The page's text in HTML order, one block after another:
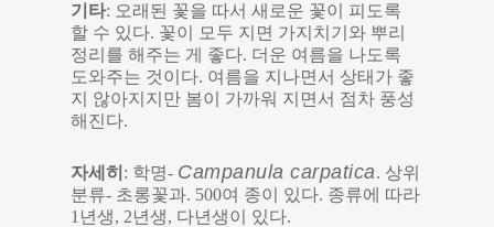
기타: 오래된 꽃을 따서 새로운 꽃이 피도록
할 수 있다. 꽃이 모두 지면 가지치기와 뿌리
정리를 해주는 게 좋다. 더운 여름을 나도록
도와주는 것이다. 여름을 지나면서 상태가 좋
지 않아지지만 봄이 가까워 지면서 점차 풍성
해진다.
자세히 : 학명- Campanula carpatica. 상위
분류- 초롱꽃과. 500여 종이 있다. 종류에 따라
1년생, 2년생, 다년생이 있다.